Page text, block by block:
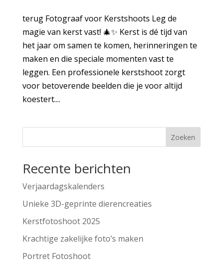
terug Fotograaf voor Kerstshoots Leg de
magie van kerst vast! 🎄✨ Kerst is dé tijd van
het jaar om samen te komen, herinneringen te
maken en die speciale momenten vast te
leggen. Een professionele kerstshoot zorgt
voor betoverende beelden die je voor altijd
koestert....
Zoeken
Recente berichten
Verjaardagskalenders
Unieke 3D-geprinte dierencreaties
Kerstfotoshoot 2025
Krachtige zakelijke foto’s maken
Portret Fotoshoot